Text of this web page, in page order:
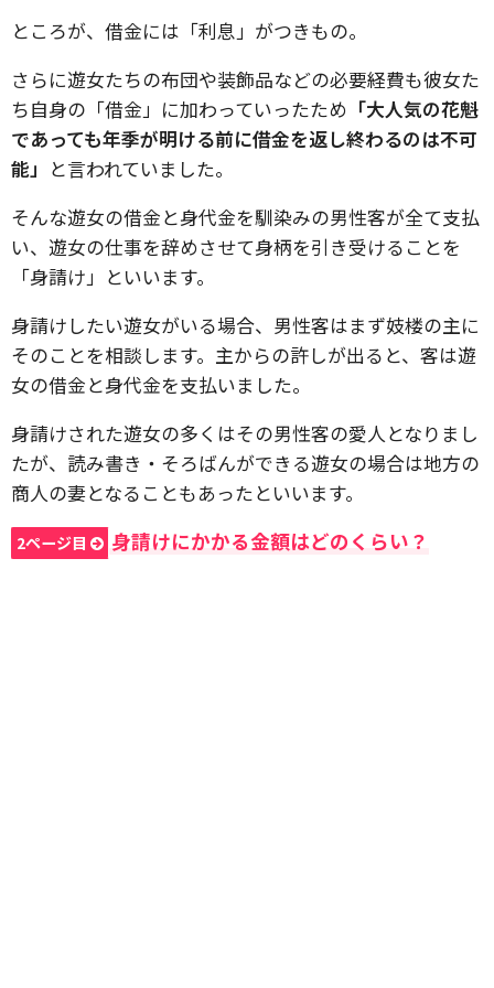
ところが、借金には「利息」がつきもの。
さらに遊女たちの布団や装飾品などの必要経費も彼女た
ち自身の「借金」に加わっていったため 「大人気の花魁
であっても年季が明ける前に借金を返し終わるのは不可
能」 と言われていました。
そんな遊女の借金と身代金を馴染みの男性客が全て支払
い、遊女の仕事を辞めさせて身柄を引き受けることを
「身請け」といいます。
身請けしたい遊女がいる場合、男性客はまず妓楼の主に
そのことを相談します。主からの許しが出ると、客は遊
女の借金と身代金を支払いました。
身請けされた遊女の多くはその男性客の愛人となりまし
たが、読み書き・そろばんができる遊女の場合は地方の
商人の妻となることもあったといいます。
2ページ目 身請けにかかる金額はどのくらい？